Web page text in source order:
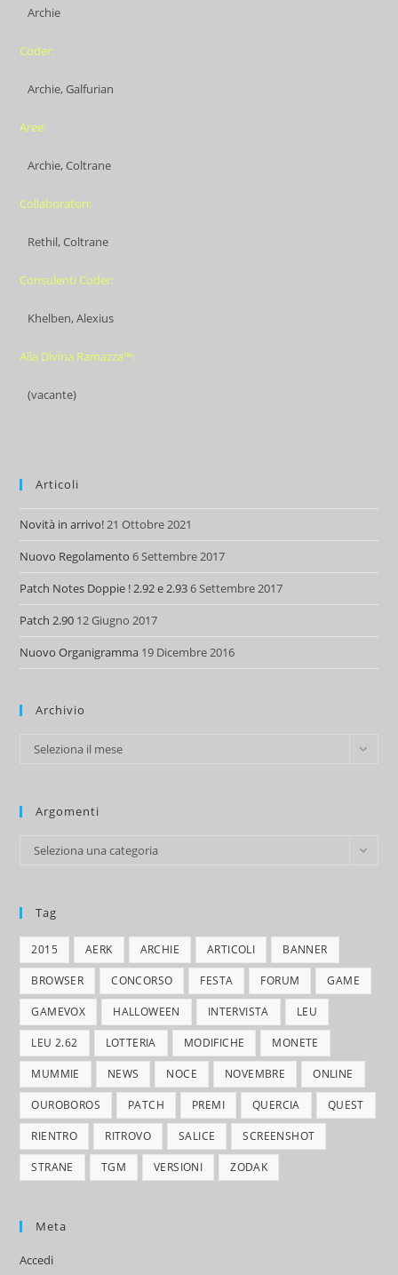
Archie
Coder:
Archie, Galfurian
Aree:
Archie, Coltrane
Collaboratori:
Rethil, Coltrane
Consulenti Coder:
Khelben, Alexius
Alla Divina Ramazza™:
(vacante)
Articoli
Novità in arrivo!21 Ottobre 2021
Nuovo Regolamento 6 Settembre 2017
Patch Notes Doppie ! 2.92 e 2.936 Settembre 2017
Patch 2.90 12 Giugno 2017
Nuovo Organigramma 19 Dicembre 2016
Archivio
Archivio
Seleziona il mese
Argomenti
Argomenti
Seleziona una categoria
Tag
2015 AERK ARCHIE ARTICOLI BANNER
BROWSER CONCORSO FESTA FORUM GAME
GAMEVOX HALLOWEEN INTERVISTA LEU
LEU 2.62 LOTTERIA MODIFICHE MONETE
MUMMIE NEWS NOCE NOVEMBRE ONLINE
OUROBOROS PATCH PREMI QUERCIA QUEST
RIENTRO RITROVO SALICE SCREENSHOT
STRANE TGM VERSIONI ZODAK
Meta
Accedi